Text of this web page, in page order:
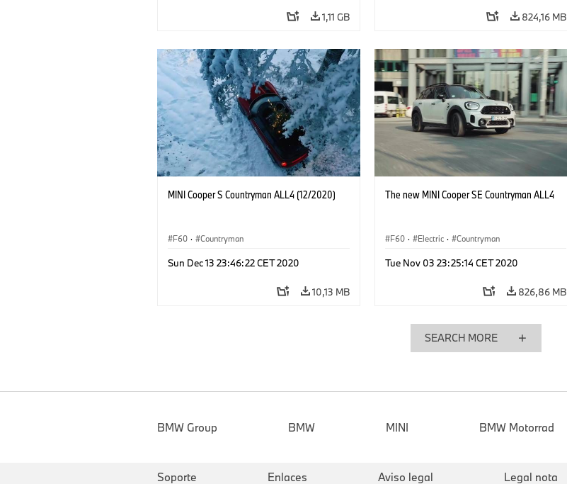
1,11 GB 824,16 MB
MINI Cooper S Countryman ALL4 (12/2020)
F60 · Countryman
Sun Dec 13 23:46:22 CET 2020
10,13 MB
The new MINI Cooper SE Countryman ALL4
F60 · Electric · Countryman
Tue Nov 03 23:25:14 CET 2020
826,86 MB
SEARCH MORE
BMW Group BMW MINI BMW Motorrad
Soporte Enlaces Aviso legal Legal nota